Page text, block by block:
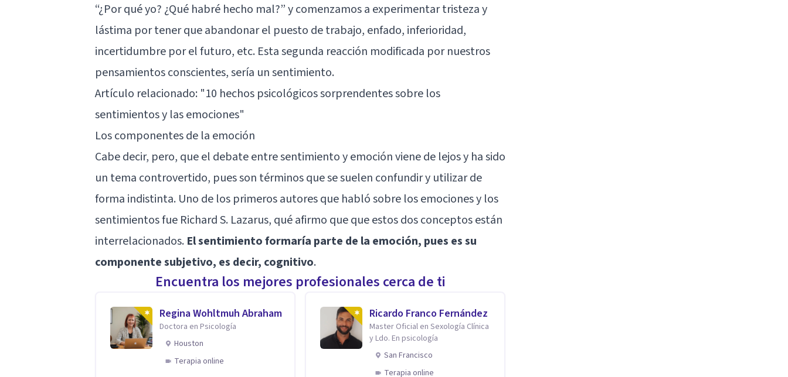
“¿Por qué yo? ¿Qué habré hecho mal?” y comenzamos a experimentar tristeza y
lástima por tener que abandonar el puesto de trabajo, enfado, inferioridad,
incertidumbre por el futuro, etc. Esta segunda reacción modificada por nuestros
pensamientos conscientes, sería un sentimiento.
Artículo relacionado: "10 hechos psicológicos sorprendentes sobre los
sentimientos y las emociones"
Los componentes de la emoción
Cabe decir, pero, que el debate entre sentimiento y emoción viene de lejos y ha sido
un tema controvertido, pues son términos que se suelen confundir y utilizar de
forma indistinta. Uno de los primeros autores que habló sobre los emociones y los
sentimientos fue Richard S. Lazarus, qué afirmo que que estos dos conceptos están
interrelacionados. El sentimiento formaría parte de la emoción, pues es su
componente subjetivo, es decir, cognitivo.
Encuentra los mejores profesionales cerca de ti
Regina Wohltmuh Abraham
Doctora en Psicología
Houston
Terapia online
Ricardo Franco Fernández
Master Oficial en Sexología Clínica
y Ldo. En psicología
San Francisco
Terapia online